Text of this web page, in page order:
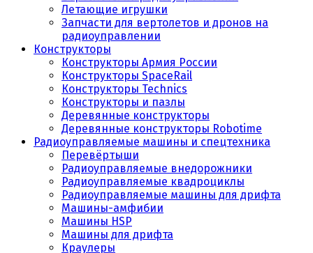
Летающие игрушки
Запчасти для вертолетов и дронов на
радиоуправлении
Конструкторы
Конструкторы Армия России
Конструкторы SpaceRail
Конструкторы Technics
Конструкторы и пазлы
Деревянные конструкторы
Деревянные конструкторы Robotime
Радиоуправляемые машины и спецтехника
Перевёртыши
Радиоуправляемые внедорожники
Радиоуправляемые квадроциклы
Радиоуправляемые машины для дрифта
Машины-амфибии
Машины HSP
Машины для дрифта
Краулеры